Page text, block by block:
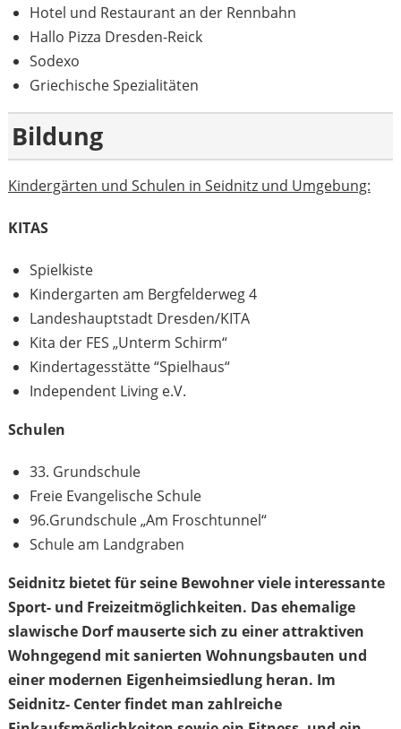
Hotel und Restaurant an der Rennbahn
Hallo Pizza Dresden-Reick
Sodexo
Griechische Spezialitäten
Bildung
Kindergärten und Schulen in Seidnitz und Umgebung:
KITAS
Spielkiste
Kindergarten am Bergfelderweg 4
Landeshauptstadt Dresden/KITA
Kita der FES „Unterm Schirm“
Kindertagesstätte “Spielhaus“
Independent Living e.V.
Schulen
33. Grundschule
Freie Evangelische Schule
96.Grundschule „Am Froschtunnel“
Schule am Landgraben
Seidnitz bietet für seine Bewohner viele interessante
Sport- und Freizeitmöglichkeiten. Das ehemalige
slawische Dorf mauserte sich zu einer attraktiven
Wohngegend mit sanierten Wohnungsbauten und
einer modernen Eigenheimsiedlung heran. Im
Seidnitz- Center findet man zahlreiche